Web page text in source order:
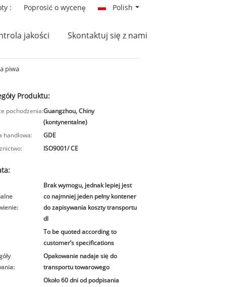
: Poprosić o wycenę Polish
jakości Skontaktuj się z nami
piwa
Produktu:
pochodzenia:Guangzhou, Chiny
(kontynentalne)
handlowa:
GDE
ISO9001/ CE
Brak wymogu, jednak lepiej jest
co najmniej jeden pełny kontener
do zapisywania koszty transportu
dl
To be quoted according to
customer’s specifications
Opakowanie nadaje się do
transportu towarowego
Około 60 dni od podpisania